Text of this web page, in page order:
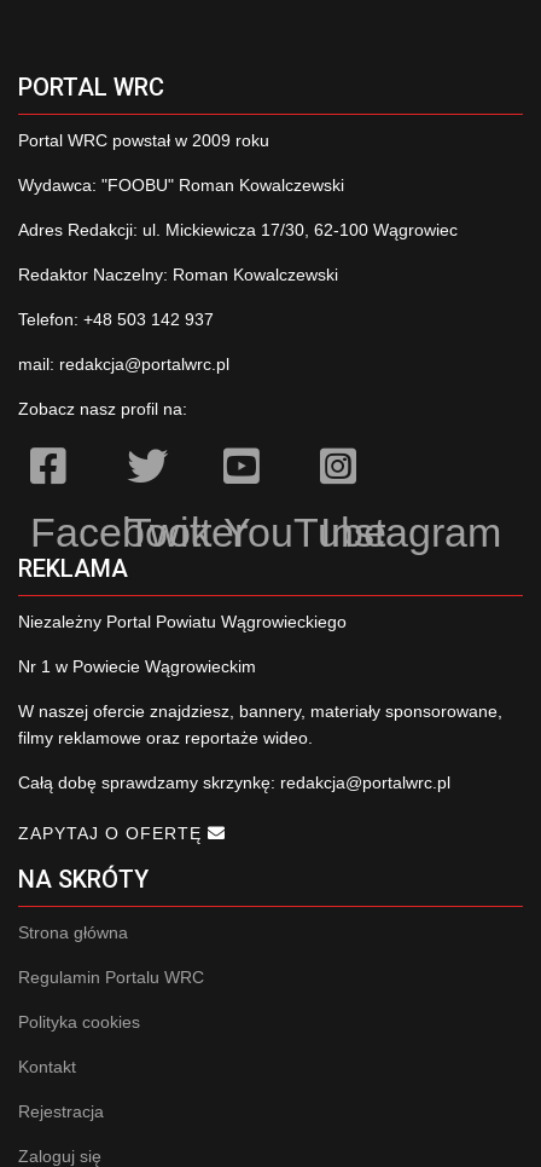
PORTAL WRC
Portal WRC powstał w 2009 roku
Wydawca: "FOOBU" Roman Kowalczewski
Adres Redakcji: ul. Mickiewicza 17/30, 62-100 Wągrowiec
Redaktor Naczelny: Roman Kowalczewski
Telefon: +48 503 142 937
mail: redakcja@portalwrc.pl
Zobacz nasz profil na:
Facebook
TwitterYouTubeInstagram
REKLAMA
Niezależny Portal Powiatu Wągrowieckiego
Nr 1 w Powiecie Wągrowieckim
W naszej ofercie znajdziesz, bannery, materiały sponsorowane,
filmy reklamowe oraz reportaże wideo.
Całą dobę sprawdzamy skrzynkę: redakcja@portalwrc.pl
ZAPYTAJ O OFERTĘ
NA SKRÓTY
Strona główna
Regulamin Portalu WRC
Polityka cookies
Kontakt
Rejestracja
Zaloguj się